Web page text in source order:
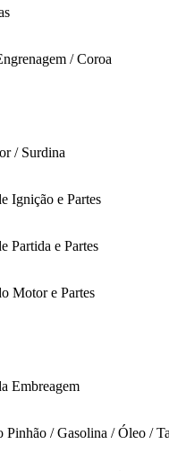
/ Coroa
/ Surdina
Ignição e Partes
Partida e Partes
Motor e Partes
Embreagem
Pinhão / Gasolina / Óleo /